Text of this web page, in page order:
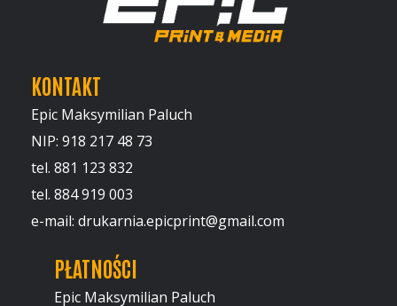
KONTAKT
Epic Maksymilian Paluch
NIP: 918 217 48 73
tel. 881 123 832
tel. 884 919 003
e-mail: drukarnia.epicprint@gmail.com
PŁATNOŚCI
Epic Maksymilian Paluch